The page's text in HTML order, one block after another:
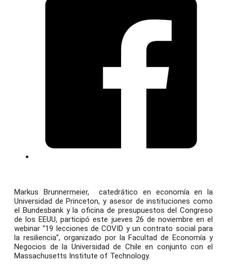
Markus Brunnermeier, catedrático en economía en la
Universidad de Princeton, y asesor de instituciones como
el Bundesbank y la oficina de presupuestos del Congreso
de los EEUU, participó este jueves 26 de noviembre en el
webinar “19 lecciones de COVID y un contrato social para
la resiliencia”, organizado por la Facultad de Economía y
Negocios de la Universidad de Chile en conjunto con el
Massachusetts Institute of Technology.